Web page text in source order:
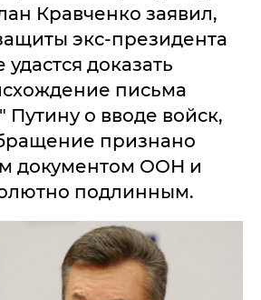
Кравченко заявил,
экс-президента
доказать
письма
Путину о вводе войск,
признано
документом ООН и
подлинным.